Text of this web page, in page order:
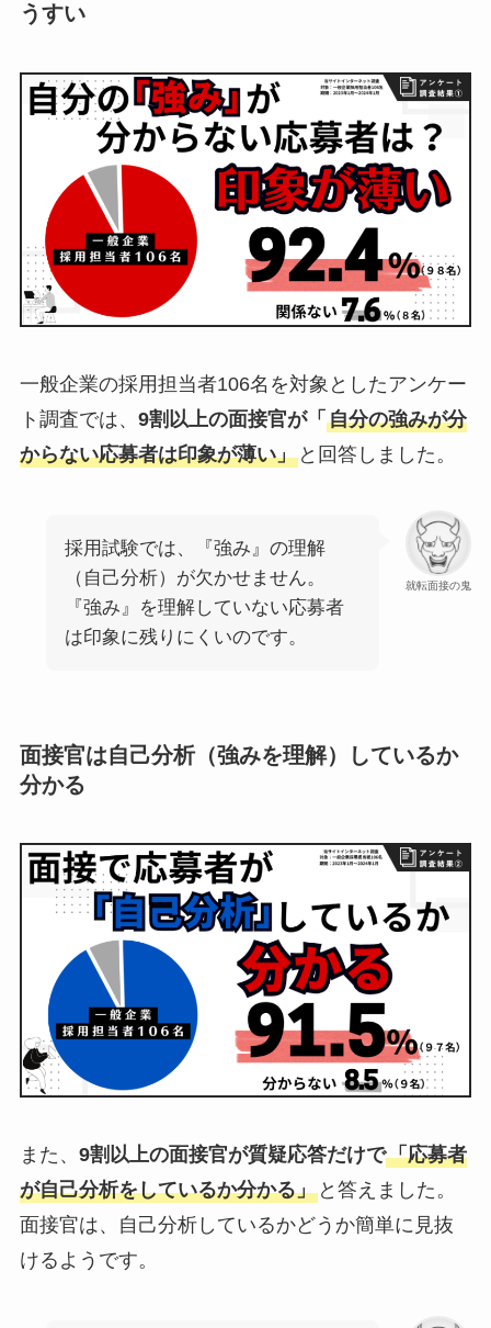
うすい
一般企業の採用担当者106名を対象としたアンケー
ト調査では、 9割以上の面接官が「 自分の強みが分
からない応募者は印象が薄い」と回答しました。
就転面接の鬼
採用試験では、『強み』の理解
（自己分析）が欠かせません。
『強み』を理解していない応募者
は印象に残りにくいのです。
面接官は自己分析（強みを理解）しているか
分かる
また、 9割以上の面接官が質疑応答だけで「応募者
が自己分析をしているか分かる」と答えました。
面接官は、自己分析しているかどうか簡単に見抜
けるようです。